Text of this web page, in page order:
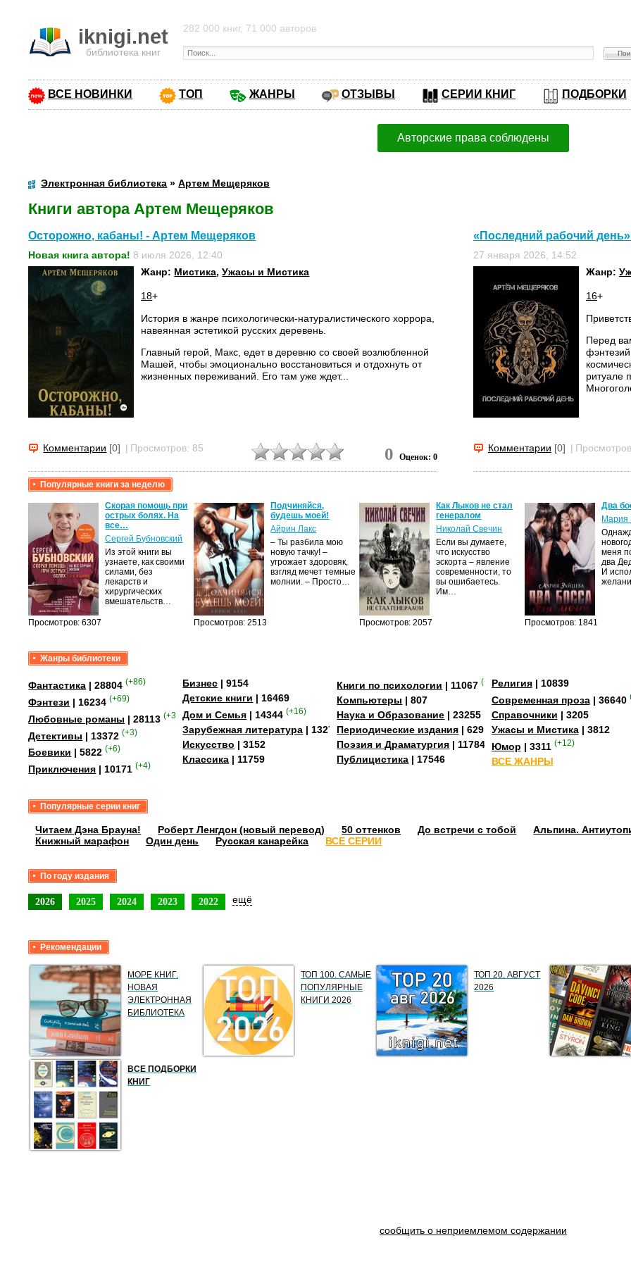
iknigi.net
библиотека книг
282 000 книг, 71 000 авторов
ВСЕ НОВИНКИ ТОП ЖАНРЫ ОТЗЫВЫ СЕРИИ КНИГ ПОДБОРКИ
Авторские права соблюдены
Электронная библиотека »Артем Мещеряков
Книги автора Артем Мещеряков
Осторожно, кабаны! - Артем Мещеряков
Новая книга автора! 8 июля 2026, 12:40
Жанр: Мистика,Ужасы и Мистика
18+
История в жанре психологически-натуралистического хоррора,
навеянная эстетикой русских деревень.
Главный герой, Макс, едет в деревню со своей возлюбленной
Машей, чтобы эмоционально восстановиться и отдохнуть от
жизненных переживаний. Его там уже ждет...
Комментарии [0] | Просмотров: 85 0 Оценок: 0
«Последний рабочий
27 января 2026, 14:52
Жанр:
16+
Перед
ритуале
Комментарии [0] |
Популярные книги за неделю
Просмотров: 6307
Скорая помощь при
острых болях. На
все…
Сергей Бубновский
Из этой книги вы
узнаете, как своими
силами, без
лекарств и
хирургических
вмешательств…
Просмотров: 2513
Подчиняйся,
будешь моей!
Айрин Лакс
– Ты разбила мою
новую тачку! –
угрожает здоровяк,
взгляд мечет темные
молнии. – Просто…
Просмотров: 2057
Как Лыков не стал
генералом
Николай Свечин
Если вы думаете,
что искусство
эскорта – явление
современности, то
вы ошибаетесь.
Им…
Просмотров: 1841
Два
Мария
меня
два
И
Жанры библиотеки
Фантастика | 28804 (+86)
Фэнтези | 16234 (+69)
Любовные романы | 28113 (+358)
Детективы | 13372 (+3)
Боевики | 5822 (+6)
Приключения | 10171 (+4)
Бизнес | 9154
Детские книги | 16469
Дом и Семья | 14344 (+16)
Зарубежная литература | 13273
Искусство | 3152
Классика | 11759
Книги по психологии | 11067 (+3)
Компьютеры | 807
Наука и Образование | 23255
Периодические издания | 629
Поэзия и Драматургия | 11784
Публицистика | 17546
Религия| 10839
Современная проза| 36640
Справочники | 3205
Ужасы и Мистика| 3812
Юмор | 3311 (+12)
ВСЕ ЖАНРЫ
Популярные серии книг
Читаем Дэна Брауна! Роберт Ленгдон (новый перевод) 50 оттенков До встречи с тобой
Альпина.
Книжный марафон
Один день Русская канарейка ВСЕ СЕРИИ
По году издания
2026 2025 2024 2023 2022 ещё
Рекомендации
МОРЕ КНИГ.
НОВАЯ
ЭЛЕКТРОННАЯ
БИБЛИОТЕКА
ТОП 100. САМЫЕ
ПОПУЛЯРНЫЕ
КНИГИ 2026
ТОП 20. АВГУСТ
2026
ВСЕ ПОДБОРКИ
КНИГ
сообщить о неприемлемом содержании